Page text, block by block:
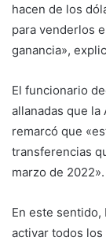
hacen de los
para venderlos
ganancia»,
El funcionario
allanadas que
remarcó que
transferencias
marzo de 2022».
En este sentido,
activar todos